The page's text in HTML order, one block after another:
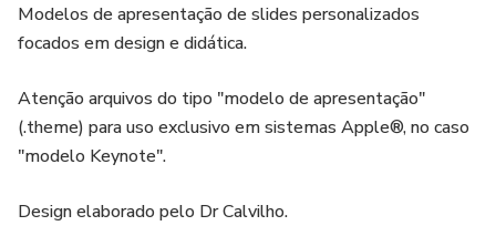
Modelos de apresentação de slides personalizados
focados em design e didática.
Atenção arquivos do tipo "modelo de apresentação"
(.theme) para uso exclusivo em sistemas Apple®, no caso
"modelo Keynote".
Design elaborado pelo Dr Calvilho.